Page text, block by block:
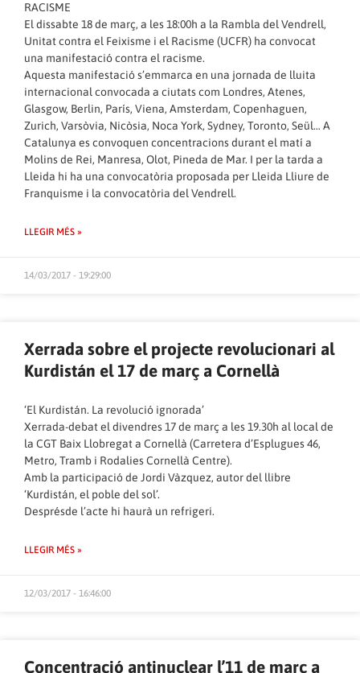
RACISME
El dissabte 18 de març, a les 18:00h a la Rambla del Vendrell,
Unitat contra el Feixisme i el Racisme (UCFR) ha convocat
una manifestació contra el racisme.
Aquesta manifestació s’emmarca en una jornada de lluita
internacional convocada a ciutats com Londres, Atenes,
Glasgow, Berlin, París, Viena, Amsterdam, Copenhaguen,
Zurich, Varsòvia, Nicòsia, Noca York, Sydney, Toronto, Seül… A
Catalunya es convoquen concentracions durant el matí a
Molins de Rei, Manresa, Olot, Pineda de Mar. I per la tarda a
Lleida hi ha una convocatòria proposada per Lleida Lliure de
Franquisme i la convocatòria del Vendrell.
LLEGIR MÉS »
14/03/2017 - 19:29:00
Xerrada sobre el projecte revolucionari al
Kurdistán el 17 de març a Cornellà
‘El Kurdistán. La revolució ignorada’
Xerrada-debat el divendres 17 de març a les 19.30h al local de
la CGT Baix Llobregat a Cornellà (Carretera d’Esplugues 46,
Metro, Tramb i Rodalies Cornellà Centre).
Amb la participació de Jordi Vàzquez, autor del llibre
‘Kurdistán, el poble del sol’.
Desprésde l’acte hi haurà un refrigeri.
LLEGIR MÉS »
12/03/2017 - 16:46:00
Concentració antinuclear l’11 de març a